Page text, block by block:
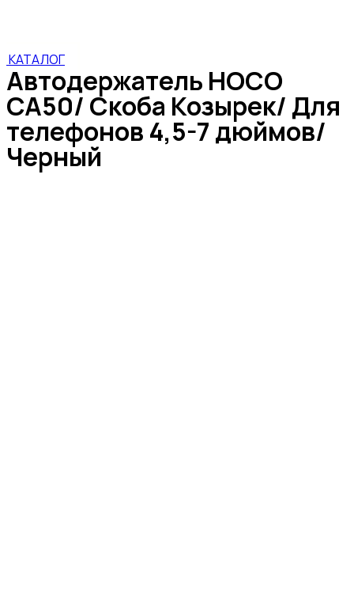
КАТАЛОГ
Автодержатель HOCO
CA50/ Скоба Козырек/ Для
телефонов 4,5-7 дюймов/
Черный